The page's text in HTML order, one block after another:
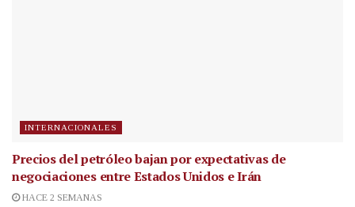
INTERNACIONALES
Precios del petróleo bajan por expectativas de
negociaciones entre Estados Unidos e Irán
HACE 2 SEMANAS